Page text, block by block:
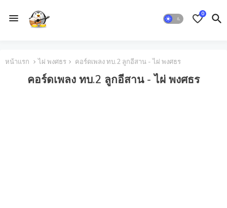
0
หน้าแรก ไผ่ พงศธร คอร์ดเพลง ทบ.2 ลูกอีสาน - ไผ่ พงศธร
คอร์ดเพลง ทบ.2 ลูกอีสาน - ไผ่ พงศธร